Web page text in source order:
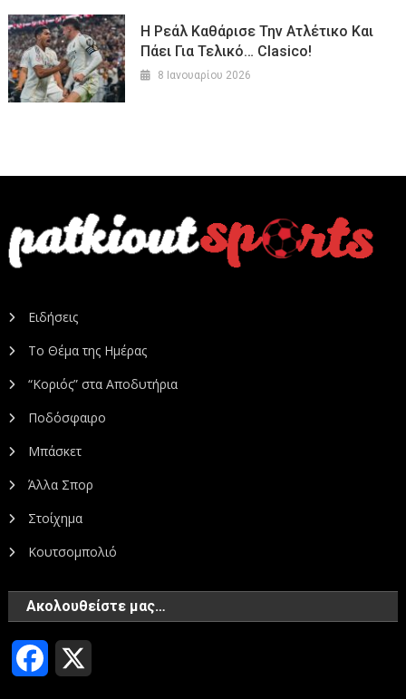
Η Ρεάλ Καθάρισε Την Ατλέτικο Και
Πάει Για Τελικό… Clasico!
8 Ιανουαρίου 2026
Ειδήσεις
Το Θέμα της Ημέρας
“Κοριός” στα Αποδυτήρια
Ποδόσφαιρο
Μπάσκετ
Άλλα Σπορ
Στοίχημα
Κουτσομπολιό
Ακολουθείστε μας…
Facebook